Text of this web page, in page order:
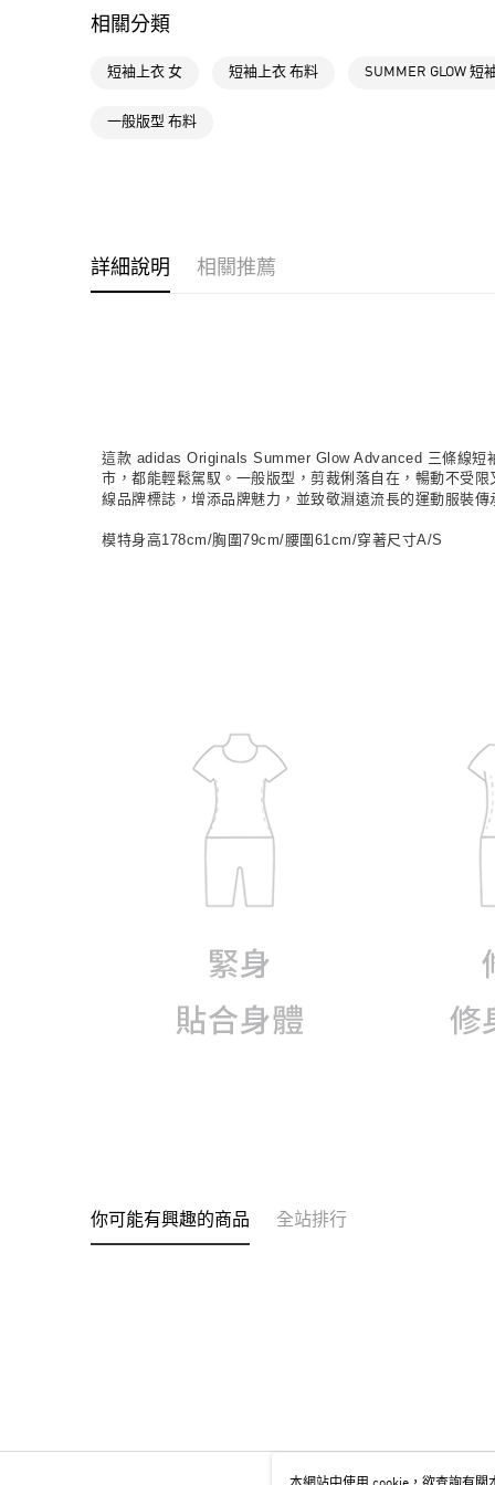
相關分類
短袖上衣 女 短袖上衣 布料 SUMMER GLOW 短
一般版型 布料
詳細說明 相關推薦
這款 adidas Originals Summer Glow Advanced 三條線短
市，都能輕鬆駕馭。一般版型，剪裁俐落自在，暢動不受
線品牌標誌，增添品牌魅力，並致敬淵遠流長的運動服裝
模特身高178cm/胸圍79cm/腰圍61cm/穿著尺寸A/S
你可能有興趣的商品 全站排行